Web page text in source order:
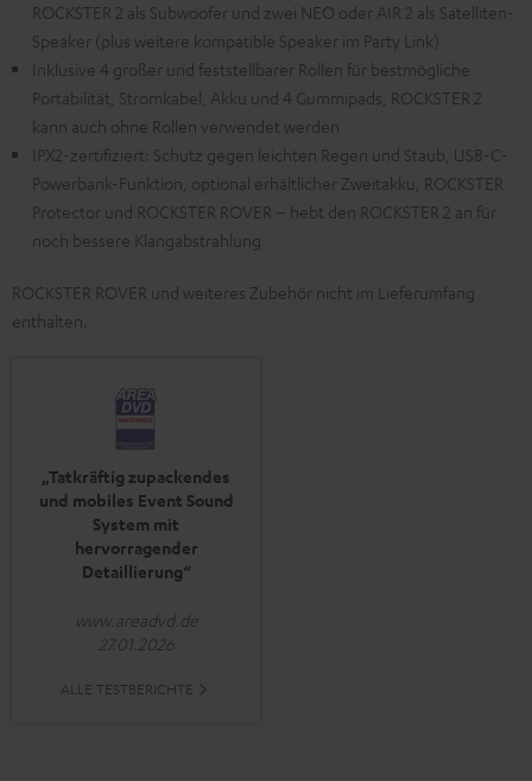
ROCKSTER 2 als Subwoofer und zwei NEO oder AIR 2 als Satelliten-
Speaker (plus weitere kompatible Speaker im Party Link)
Inklusive 4 großer und feststellbarer Rollen für bestmögliche
Portabilität, Stromkabel, Akku und 4 Gummipads, ROCKSTER 2
kann auch ohne Rollen verwendet werden
IPX2-zertifiziert: Schutz gegen leichten Regen und Staub, USB-C-
Powerbank-Funktion, optional erhältlicher Zweitakku, ROCKSTER
Protector und ROCKSTER ROVER – hebt den ROCKSTER 2 an für
noch bessere Klangabstrahlung
ROCKSTER ROVER und weiteres Zubehör nicht im Lieferumfang
enthalten.
„Tatkräftig zupackendes
und mobiles Event Sound
System mit
hervorragender
Detaillierung“
www.areadvd.de
27.01.2026
ALLE TESTBERICHTE